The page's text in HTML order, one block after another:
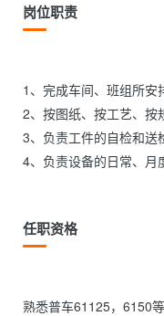
岗位职责
1、完成车间、班组所安
2、按图纸、按工艺、按
3、负责工件的自检和送
4、负责设备的日常
任职资格
熟悉普车61125，